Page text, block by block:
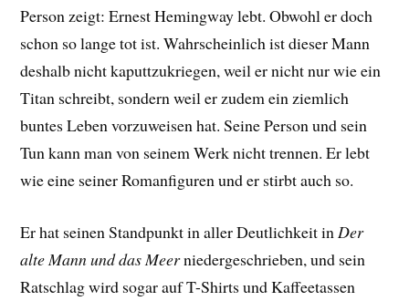
Person zeigt: Ernest Hemingway lebt. Obwohl er doch
schon so lange tot ist. Wahrscheinlich ist dieser Mann
deshalb nicht kaputtzukriegen, weil er nicht nur wie ein
Titan schreibt, sondern weil er zudem ein ziemlich
buntes Leben vorzuweisen hat. Seine Person und sein
Tun kann man von seinem Werk nicht trennen. Er lebt
wie eine seiner Romanfiguren und er stirbt auch so.
Er hat seinen Standpunkt in aller Deutlichkeit in Der
alte Mann und das Meerniedergeschrieben, und sein
Ratschlag wird sogar auf T-Shirts und Kaffeetassen